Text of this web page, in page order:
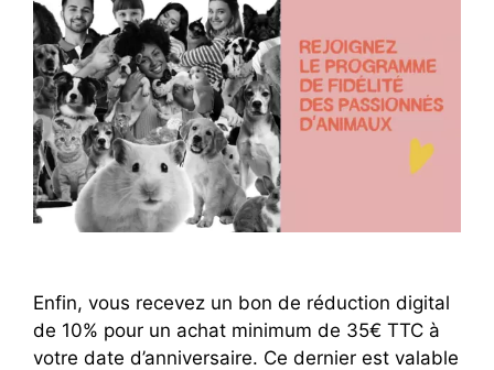
Enfin, vous recevez un bon de réduction digital
de 10% pour un achat minimum de 35€ TTC à
votre date d’anniversaire. Ce dernier est valable